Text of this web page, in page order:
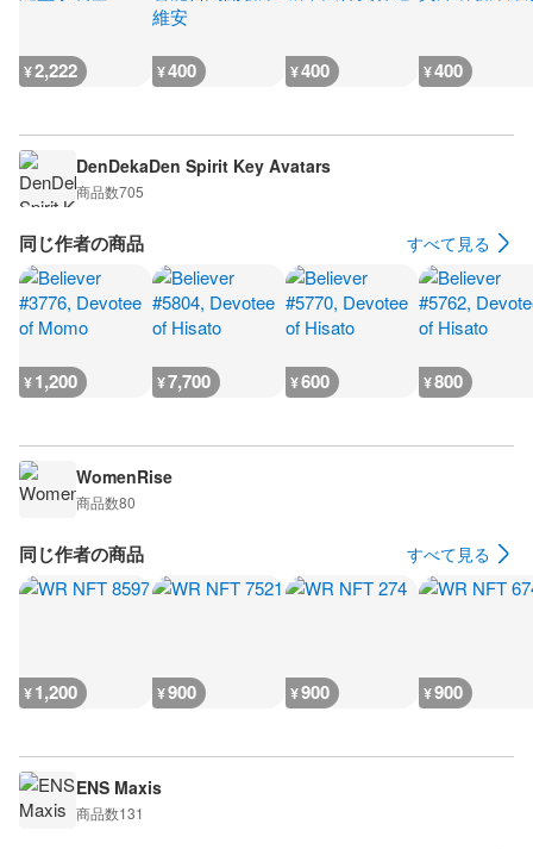
¥2,222 ¥400 ¥400 ¥400
DenDekaDen Spirit Key Avatars
商品数705
同じ作者の商品 すべて見る
¥1,200 ¥7,700 ¥600 ¥800
WomenRise
商品数80
同じ作者の商品 すべて見る
¥1,200 ¥900 ¥900 ¥900
ENS Maxis
商品数131